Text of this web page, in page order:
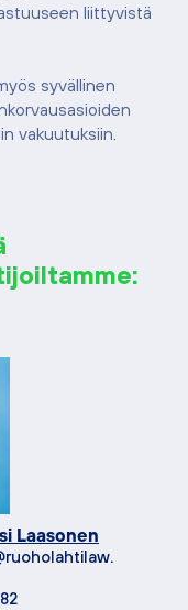
liittyvistä
syvällinen
vakuutuksiin.
Laasonen